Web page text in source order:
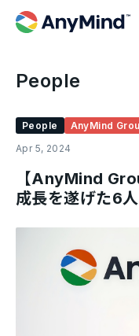
People
People
AnyMind
Apr 5, 2024
【AnyMind
成長を遂げた6